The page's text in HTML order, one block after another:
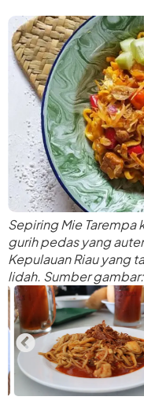
Sepiring Mie Tarempa
gurih pedas yang
Kepulauan Riau yang
lidah. Sumber